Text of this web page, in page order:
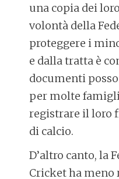
una copia dei
volontà della
proteggere i
e dalla tratta è
documenti
per molte
registrare il loro
di calcio.
D’altro canto, la
Cricket ha meno